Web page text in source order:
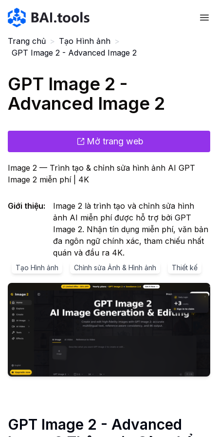
Bai.tools
Trang chủ > Tạo Hình ảnh >
GPT Image 2 - Advanced Image 2
GPT Image 2 -
Advanced Image 2
Mở trang web
Image 2 — Trình tạo & chỉnh sửa hình ảnh AI GPT
Image 2 miễn phí | 4K
Giới thiệu:
Image 2 là trình tạo và chỉnh sửa hình
ảnh AI miễn phí được hỗ trợ bởi GPT
Image 2. Nhận tín dụng miễn phí, văn bản
đa ngôn ngữ chính xác, tham chiếu nhất
quán và đầu ra 4K.
Tạo Hình ảnh Chỉnh sửa Ảnh & Hình ảnh Thiết kế
GPT Image 2 - Advanced